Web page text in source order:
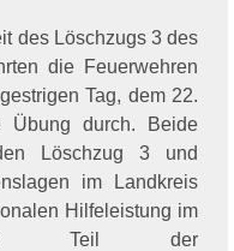
des Löschzugs 3 des
die Feuerwehren
Tag, dem 22.
Übung durch. Beide
Löschzug 3 und
im Landkreis
Hilfeleistung im
als Teil der